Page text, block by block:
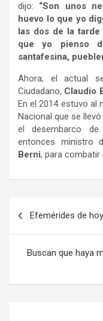
dijo: “Son unos
huevo lo que yo
las dos de la
que yo pienso
santafesina,
Ahora, el actual
Ciudadano, Claudio
En el 2014 estuvo al
Nacional que se
el desembarco de
entonces ministro
Berni, para combatir
entradas
Efemérides de
Buscan que haya